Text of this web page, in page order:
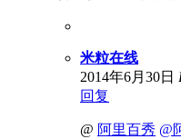
米粒在线
2014年6月30日
回复
@ 阿里百秀 @